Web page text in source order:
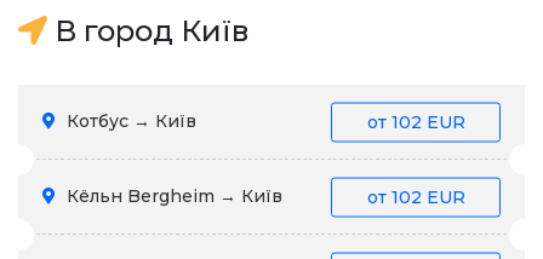
В город Київ
Котбус → Київ от 102 EUR
Кёльн Bergheim → Київ от 102 EUR